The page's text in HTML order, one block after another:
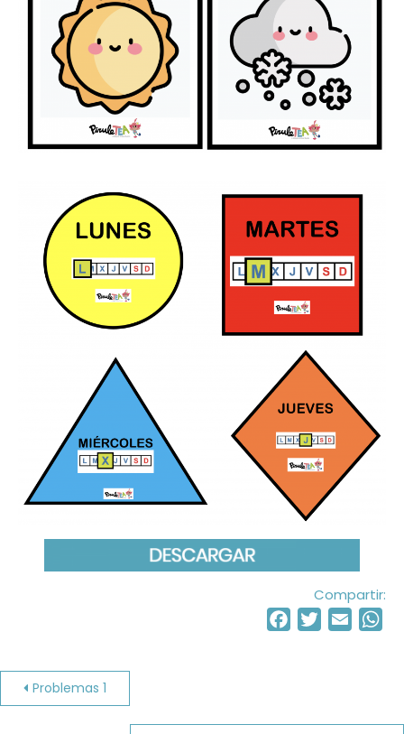
Compartir:
Facebook
TwitterEmail
Navegación
Problemas 1